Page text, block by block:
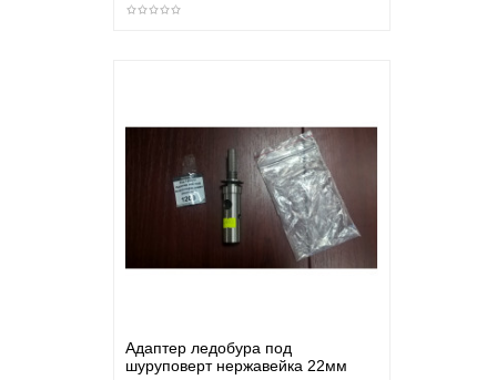
Адаптер ледобура под
шуруповерт нержавейка 22мм